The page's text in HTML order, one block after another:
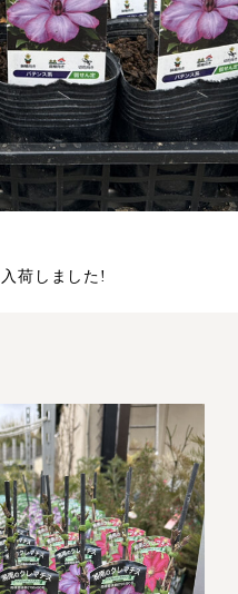
荷しました!